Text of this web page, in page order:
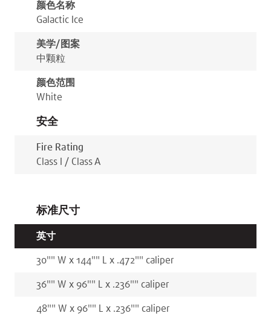
颜色名称
Galactic Ice
美学/图案
中颗粒
颜色范围
White
安全
Fire Rating
Class I / Class A
标准尺寸
英寸
30"" W x 144"" L x .472"" caliper
36"" W x 96"" L x .236"" caliper
48"" W x 96"" L x .236"" caliper